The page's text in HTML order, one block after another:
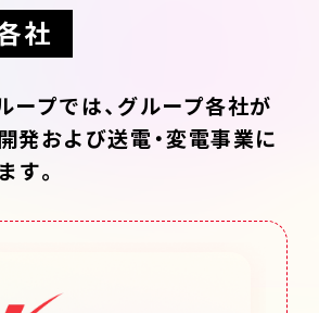
社
プでは、グループ各社が
発および送電・変電事業に
す。